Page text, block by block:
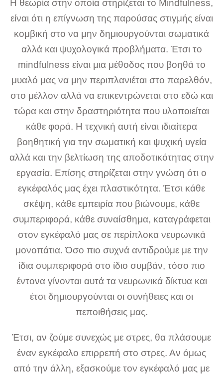
Η θεωρία στην οποία στηρίζεται το Mindfulness,
είναι ότι η επίγνωση της παρούσας στιγμής είναι
κομβική στο να μην δημιουργούνται σωματικά
αλλά και ψυχολογικά προβλήματα. Έτσι το
mindfulness είναι μια μέθοδος που βοηθά το
μυαλό μας να μην περιπλανιέται στο παρελθόν,
στο μέλλον αλλά να επικεντρώνεται στο εδώ και
τώρα και στην δραστηριότητα που υλοποιείται
κάθε φορά. Η τεχνική αυτή είναι ιδιαίτερα
βοηθητική για την σωματική και ψυχική υγεία
αλλά και την βελτίωση της αποδοτικότητας στην
εργασία. Επίσης στηρίζεται στην γνώση ότι ο
εγκέφαλός μας έχει πλαστικότητα. Έτσι κάθε
σκέψη, κάθε εμπειρία που βιώνουμε, κάθε
συμπεριφορά, κάθε συναίσθημα, καταγράφεται
στον εγκέφαλό μας σε περίπλοκα νευρωνικά
μονοπάτια. Όσο πιο συχνά αντιδρούμε με την
ίδια συμπεριφορά στο ίδιο συμβάν, τόσο πιο
έντονα γίνονται αυτά τα νευρωνικά δίκτυα και
έτσι δημιουργούνται οι συνήθειες και οι
πεποιθήσεις μας.
Έτσι, αν ζούμε συνεχώς με στρες, θα πλάσουμε
έναν εγκέφαλο επιρρεπή στο στρες. Αν όμως
από την άλλη, εξασκούμε τον εγκέφαλό μας με